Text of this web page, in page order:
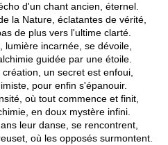
d'un chant ancien, éternel.
la Nature, éclatantes de vérité,
de plus vers l'ultime clarté.
lumière incarnée, se dévoile,
guidée par une étoile.
un secret est enfoui,
pour enfin s'épanouir.
où tout commence et finit,
en doux mystère infini.
leur danse, se rencontrent,
où les opposés surmontent.